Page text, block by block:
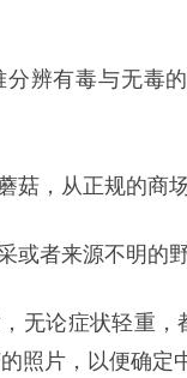
辨有毒与无毒
菇，从正规的商
或者来源不明的野
无论症状轻重
照片，以便确定